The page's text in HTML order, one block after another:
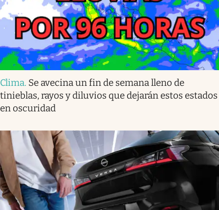
Clima. Se avecina un fin de semana lleno de
tinieblas, rayos y diluvios que dejarán estos estados
en oscuridad